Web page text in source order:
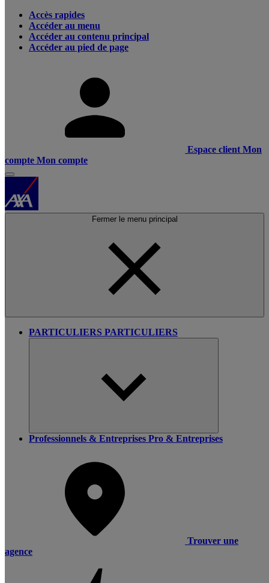
Accès rapides
Accéder au menu
Accéder au contenu principal
Accéder au pied de page
Espace client Mon
compte Mon compte
Fermer le menu principal
PARTICULIERS PARTICULIERS
Professionnels & Entreprises Pro & Entreprises
Trouver une
agence